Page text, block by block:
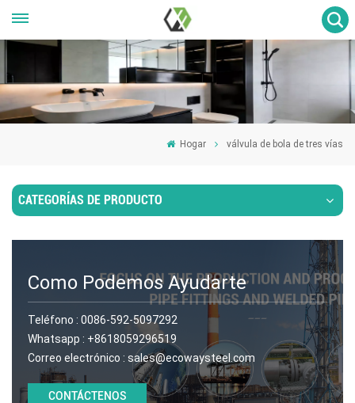
Hogar válvula de bola de tres vías
CATEGORÍAS DE PRODUCTO
Como Podemos Ayudarte
Teléfono : 0086-592-5097292
Whatsapp : +8618059296519
Correo electrónico : sales@ecowaysteel.com
CONTÁCTENOS